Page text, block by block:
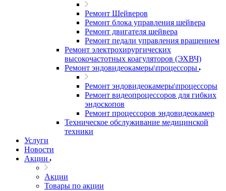
Ремонт Шейверов
Ремонт блока управления шейвера
Ремонт двигателя шейвера
Ремонт педали управления вращением
Ремонт электрохирургических
высокочастотных коагуляторов (ЭХВЧ)
Ремонт эндовидеокамеры\процессоры
Ремонт эндовидеокамеры\процессоры
Ремонт видеопроцессоров для гибких
эндоскопов
Ремонт процессоров эндовидеокамер
Техническое обслуживание медицинской
техники
Услуги
Новости
Акции
Акции
Товары по акции